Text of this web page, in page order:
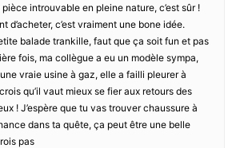
introuvable en pleine nature, c’est sûr !
d’acheter, c’est vraiment une bone idée.
balade trankille, faut que ça soit fun et pas
fois, ma collègue a eu un modèle sympa,
vraie usine à gaz, elle a failli pleurer à
qu’il vaut mieux se fier aux retours des
! J’espère que tu vas trouver chaussure à
dans ta quête, ça peut être une belle
pas